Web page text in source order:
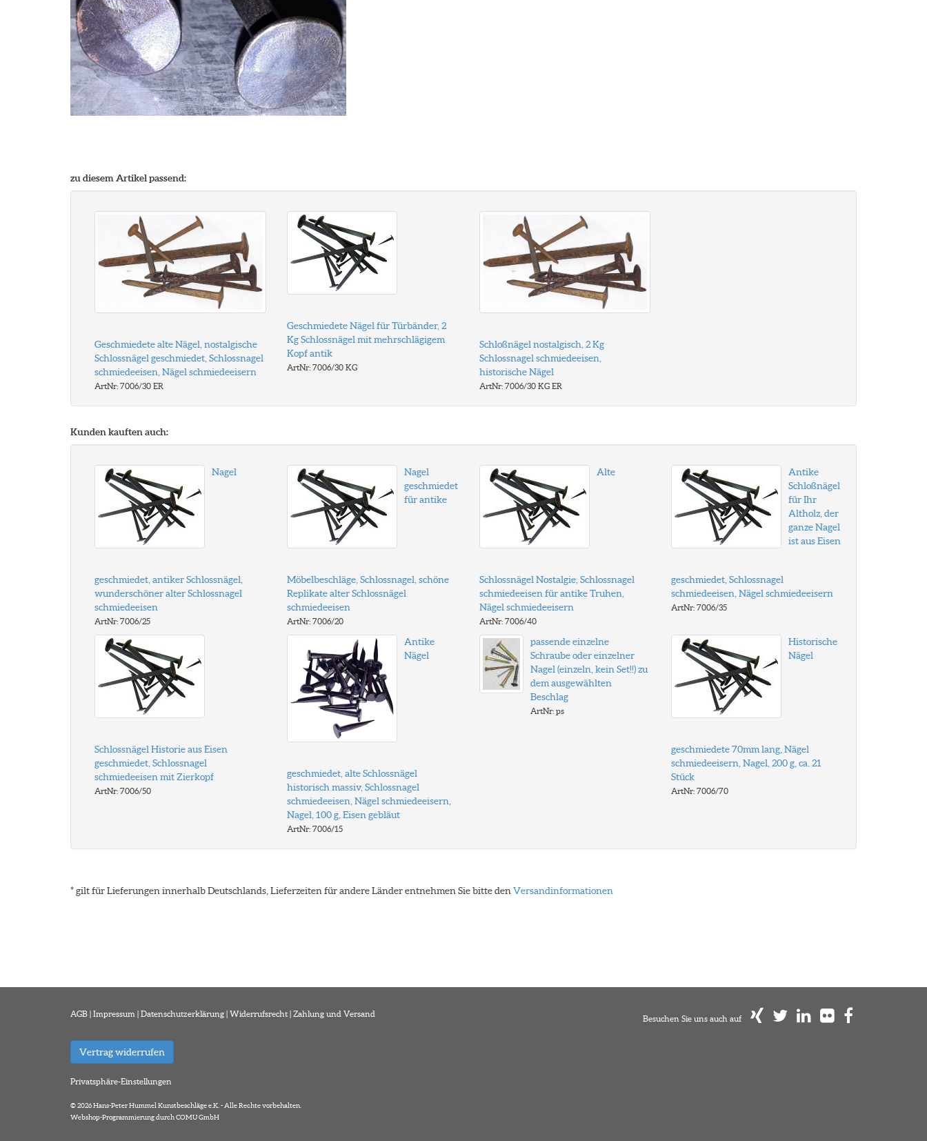
zu diesem Artikel passend:
Geschmiedete alte Nägel, nostalgische
Schlossnägel geschmiedet, Schlossnagel
schmiedeeisen, Nägel schmiedeeisern
ArtNr: 7006/30 ER
Geschmiedete Nägel für Türbänder, 2
Kg Schlossnägel mit mehrschlägigem
Kopf antik
ArtNr: 7006/30 KG
Schloßnägel nostalgisch, 2 Kg
Schlossnagel schmiedeeisen,
historische Nägel
ArtNr: 7006/30 KG ER
Kunden kauften auch:
Nagel
geschmiedet, antiker Schlossnägel,
wunderschöner alter Schlossnagel
schmiedeeisen
ArtNr: 7006/25
Nagel
geschmiedet
für antike
Möbelbeschläge, Schlossnagel, schöne
Replikate alter Schlossnägel
schmiedeeisen
ArtNr: 7006/20
Alte
Schlossnägel Nostalgie, Schlossnagel
schmiedeeisen für antike Truhen,
Nägel schmiedeeisern
ArtNr: 7006/40
Antike
Schloßnägel
für Ihr
Altholz, der
ganze Nagel
ist aus Eisen
geschmiedet, Schlossnagel
schmiedeeisen, Nägel schmiedeeisern
ArtNr: 7006/35
Schlossnägel Historie aus Eisen
geschmiedet, Schlossnagel
schmiedeeisen mit Zierkopf
ArtNr: 7006/50
Antike
Nägel
geschmiedet, alte Schlossnägel
historisch massiv, Schlossnagel
schmiedeeisen, Nägel schmiedeeisern,
Nagel, 100 g, Eisen gebläut
ArtNr: 7006/15
passende einzelne
Schraube oder einzelner
Nagel (einzeln, kein Set!!) zu
dem ausgewählten
Beschlag
ArtNr: ps
Historische
Nägel
geschmiedete 70mm lang, Nägel
schmiedeeisern, Nagel, 200 g, ca. 21
Stück
ArtNr: 7006/70
* gilt für Lieferungen innerhalb Deutschlands, Lieferzeiten für andere Länder entnehmen Sie bitte den Versandinformationen
AGB Impressum Datenschutzerklärung Widerrufsrecht Zahlung und Versand
Vertrag widerrufen
Privatsphäre-Einstellungen
© 2026 Hans-Peter Hummel Kunstbeschläge e.K. - Alle Rechte vorbehalten.
Webshop-Programmierung durch COMU GmbH
Besuchen Sie uns auch auf